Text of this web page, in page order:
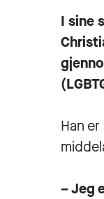
I sine
Han
– Jeg